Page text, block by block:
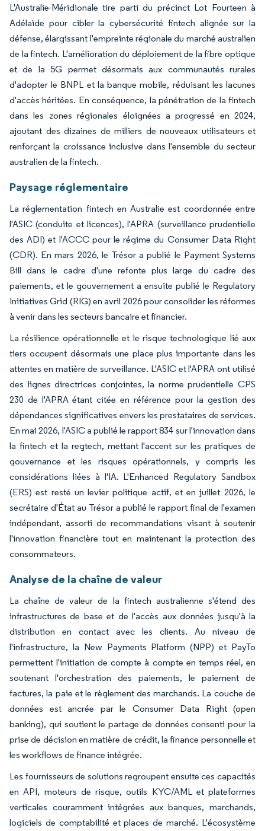
L'Australie-Méridionale tire parti du précinct Lot Fourteen à
Adélaïde pour cibler la cybersécurité fintech alignée sur la
défense, élargissant l'empreinte régionale du marché australien
de la fintech. L'amélioration du déploiement de la fibre optique
et de la 5G permet désormais aux communautés rurales
d'adopter le BNPL et la banque mobile, réduisant les lacunes
d'accès héritées. En conséquence, la pénétration de la fintech
dans les zones régionales éloignées a progressé en 2024,
ajoutant des dizaines de milliers de nouveaux utilisateurs et
renforçant la croissance inclusive dans l'ensemble du secteur
australien de la fintech.
Paysage réglementaire
La réglementation fintech en Australie est coordonnée entre
l'ASIC (conduite et licences), l'APRA (surveillance prudentielle
des ADI) et l'ACCC pour le régime du Consumer Data Right
(CDR). En mars 2026, le Trésor a publié le Payment Systems
Bill dans le cadre d'une refonte plus large du cadre des
paiements, et le gouvernement a ensuite publié le Regulatory
Initiatives Grid (RIG) en avril 2026 pour consolider les réformes
à venir dans les secteurs bancaire et financier.
La résilience opérationnelle et le risque technologique lié aux
tiers occupent désormais une place plus importante dans les
attentes en matière de surveillance. L'ASIC et l'APRA ont utilisé
des lignes directrices conjointes, la norme prudentielle CPS
230 de l'APRA étant citée en référence pour la gestion des
dépendances significatives envers les prestataires de services.
En mai 2026, l'ASIC a publié le rapport 834 sur l'innovation dans
la fintech et la regtech, mettant l'accent sur les pratiques de
gouvernance et les risques opérationnels, y compris les
considérations liées à l'IA. L'Enhanced Regulatory Sandbox
(ERS) est resté un levier politique actif, et en juillet 2026, le
secrétaire d'État au Trésor a publié le rapport final de l'examen
indépendant, assorti de recommandations visant à soutenir
l'innovation financière tout en maintenant la protection des
consommateurs.
Analyse de la chaîne de valeur
La chaîne de valeur de la fintech australienne s'étend des
infrastructures de base et de l'accès aux données jusqu'à la
distribution en contact avec les clients. Au niveau de
l'infrastructure, la New Payments Platform (NPP) et PayTo
permettent l'initiation de compte à compte en temps réel, en
soutenant l'orchestration des paiements, le paiement de
factures, la paie et le règlement des marchands. La couche de
données est ancrée par le Consumer Data Right (open
banking), qui soutient le partage de données consenti pour la
prise de décision en matière de crédit, la finance personnelle et
les workflows de finance intégrée.
Les fournisseurs de solutions regroupent ensuite ces capacités
en API, moteurs de risque, outils KYC/AML et plateformes
verticales couramment intégrées aux banques, marchands,
logiciels de comptabilité et places de marché. L'écosystème